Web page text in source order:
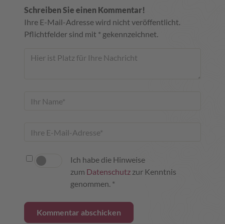
Schreiben Sie einen Kommentar!
Ihre E-Mail-Adresse wird nicht veröffentlicht.
Pflichtfelder sind mit * gekennzeichnet.
Ich habe die Hinweise
zum Datenschutz zur Kenntnis
genommen. *